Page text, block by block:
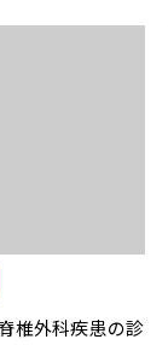
椎外科疾患の診